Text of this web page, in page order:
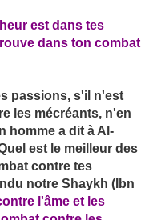
est dans tes
dans ton combat
passions, s'il n'est
les mécréants, n'en
homme a dit à Al-
est le meilleur des
contre tes
notre Shaykh (Ibn
l'âme et les